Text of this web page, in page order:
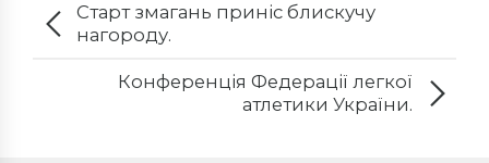
Старт змагань приніс блискучу
нагороду.
Конференція Федерації легкої
атлетики України.